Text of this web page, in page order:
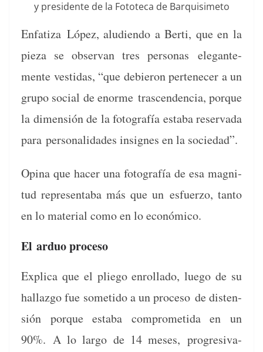
y pres­i­dente de la Fotote­ca de Barquisimeto
Enfa­ti­za López, alu­di­en­do a Berti, que en la
pieza se obser­van tres per­sonas ele­gan­te­
mente vesti­das, “que debieron pertenecer a un
grupo social de enorme trascen­den­cia, porque
la dimen­sión de la fotografía esta­ba reser­va­da
para per­son­al­i­dades insignes en la sociedad”.
Opina que hac­er una fotografía de esa mag­ni­
tud rep­re­senta­ba más que un esfuer­zo, tan­to
en lo mate­r­i­al como en lo económico.
El arduo proceso
Expli­ca que el pliego enrol­la­do, luego de su
hal­laz­go fue someti­do a un pro­ce­so de dis­ten­
sión porque esta­ba com­pro­meti­da en un
90%.A lo largo de 14 meses,pro­gre­si­va­